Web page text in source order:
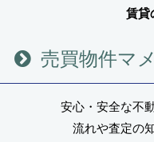
賃貸
売買物件マ
安心・安全な不
流れや査定の